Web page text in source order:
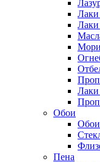
Лаки
Лаки
Лаки
Обои
Обои
Пена